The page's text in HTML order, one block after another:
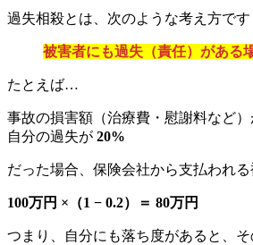
過失相殺とは、次のような考え方です
被害者にも過失（責任）がある
たとえば…
事故の損害額（治療費・慰謝料など）
自分の過失が 20%
だった場合、保険会社から支払われ
100万円 ×（1 − 0.2）＝ 80万円
つまり、自分にも落ち度があると、